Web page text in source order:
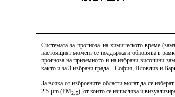
Системата за прогноза на химическото време
настоящият момент се поддържа и обновява в
прогноза на приземното и на избрани височини
както и за 3 избрани града – София, Пловдив и
За всяка от изброените области могат да се
2.5 µm (PM2.5), от които се изчислява и